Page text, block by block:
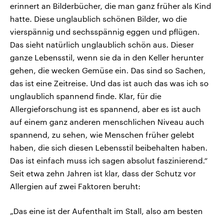
erinnert an Bilderbücher, die man ganz früher als Kind
hatte. Diese unglaublich schönen Bilder, wo die
vierspännig und sechsspännig eggen und pflügen.
Das sieht natürlich unglaublich schön aus. Dieser
ganze Lebensstil, wenn sie da in den Keller herunter
gehen, die wecken Gemüse ein. Das sind so Sachen,
das ist eine Zeitreise. Und das ist auch das was ich so
unglaublich spannend finde. Klar, für die
Allergieforschung ist es spannend, aber es ist auch
auf einem ganz anderen menschlichen Niveau auch
spannend, zu sehen, wie Menschen früher gelebt
haben, die sich diesen Lebensstil beibehalten haben.
Das ist einfach muss ich sagen absolut faszinierend.“
Seit etwa zehn Jahren ist klar, dass der Schutz vor
Allergien auf zwei Faktoren beruht:
„Das eine ist der Aufenthalt im Stall, also am besten